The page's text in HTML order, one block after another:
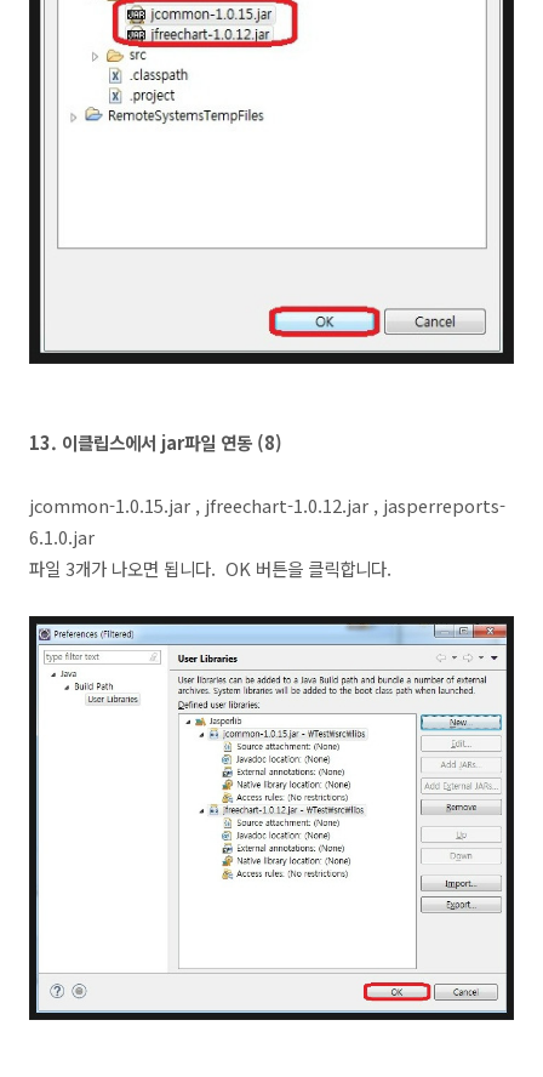
13. 이클립스에서 jar파일 연동 (8)
jcommon-1.0.15.jar , jfreechart-1.0.12.jar , jasperreports-
6.1.0.jar
파일 3개가 나오면 됩니다. OK 버튼을 클릭합니다.